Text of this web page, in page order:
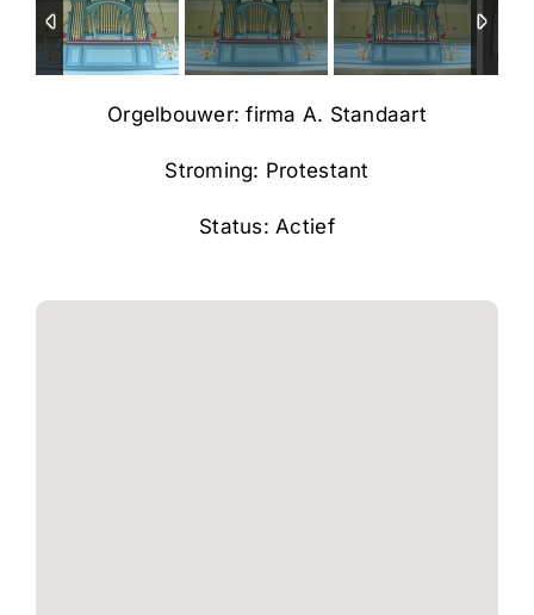
Orgelbouwer: firma A. Standaart
Stroming: Protestant
Status: Actief